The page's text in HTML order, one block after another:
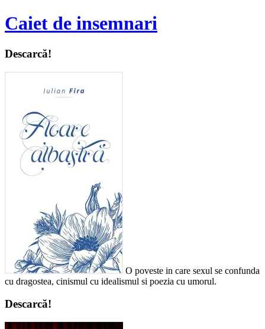
Caiet de insemnari
Descarcă!
O poveste in care sexul se confunda
cu dragostea, cinismul cu idealismul si poezia cu umorul.
Descarcă!